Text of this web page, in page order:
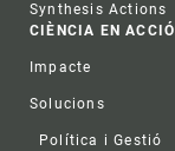
Synthesis Actions
CIÈNCIA EN ACCIÓ
Impacte
Solucions
Política i Gestió